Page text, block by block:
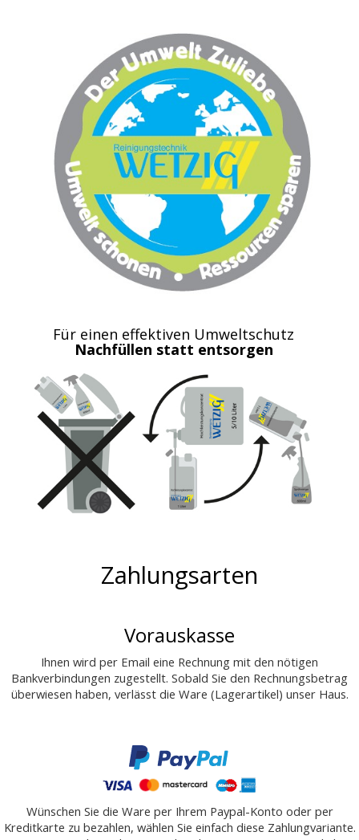
Für einen effektiven Umweltschutz
Nachfüllen statt entsorgen
Zahlungsarten
Vorauskasse
Ihnen wird per Email eine Rechnung mit den nötigen
Bankverbindungen zugestellt. Sobald Sie den Rechnungsbetrag
überwiesen haben, verlässt die Ware (Lagerartikel) unser Haus.
Wünschen Sie die Ware per Ihrem Paypal-Konto oder per
Kreditkarte zu bezahlen, wählen Sie einfach diese Zahlungvariante.